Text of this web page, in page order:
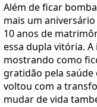
Além de ficar
mais um
10 anos de
essa dupla vitória.
mostrando como
gratidão pela
voltou com a
mudar de vida